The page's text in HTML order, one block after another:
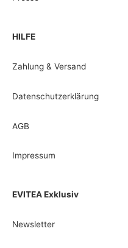
HILFE
Zahlung & Versand
Datenschutzerklärung
AGB
Impressum
EVITEA Exklusiv
Newsletter